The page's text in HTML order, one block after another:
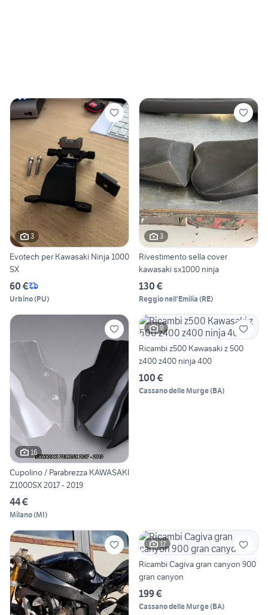
3
Evotech per Kawasaki Ninja 1000
SX
60 €
Urbino(PU)
3
Rivestimento sella cover
kawasaki sx1000 ninja
130 €
Reggio nell'Emilia (RE)
16
Cupolino / Parabrezza KAWASAKI
Z1000SX 2017 - 2019
44 €
Milano(MI)
9
Ricambi z500 Kawasaki z 500
z400 z400 ninja 400
100 €
Cassano delle Murge(BA)
17
Ricambi Cagiva gran canyon 900
gran canyon
199 €
Cassano delle Murge(BA)